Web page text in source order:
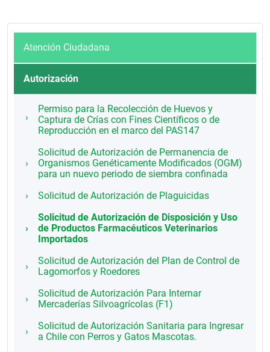
Atención Ciudadana
Autorización
Permiso para la Recolección de Huevos y
Captura de Crías con Fines Científicos o de
Reproducción en el marco del PAS147
Solicitud de Autorización de Permanencia de
Organismos Genéticamente Modificados (OGM)
para un nuevo periodo de siembra confinada
Solicitud de Autorización de Plaguicidas
Solicitud de Autorización de Disposición y Uso
de Productos Farmacéuticos Veterinarios
Importados
Solicitud de Autorización del Plan de Control de
Lagomorfos y Roedores
Solicitud de Autorización Para Internar
Mercaderías Silvoagrícolas (F1)
Solicitud de Autorización Sanitaria para Ingresar
a Chile con Perros y Gatos Mascotas.